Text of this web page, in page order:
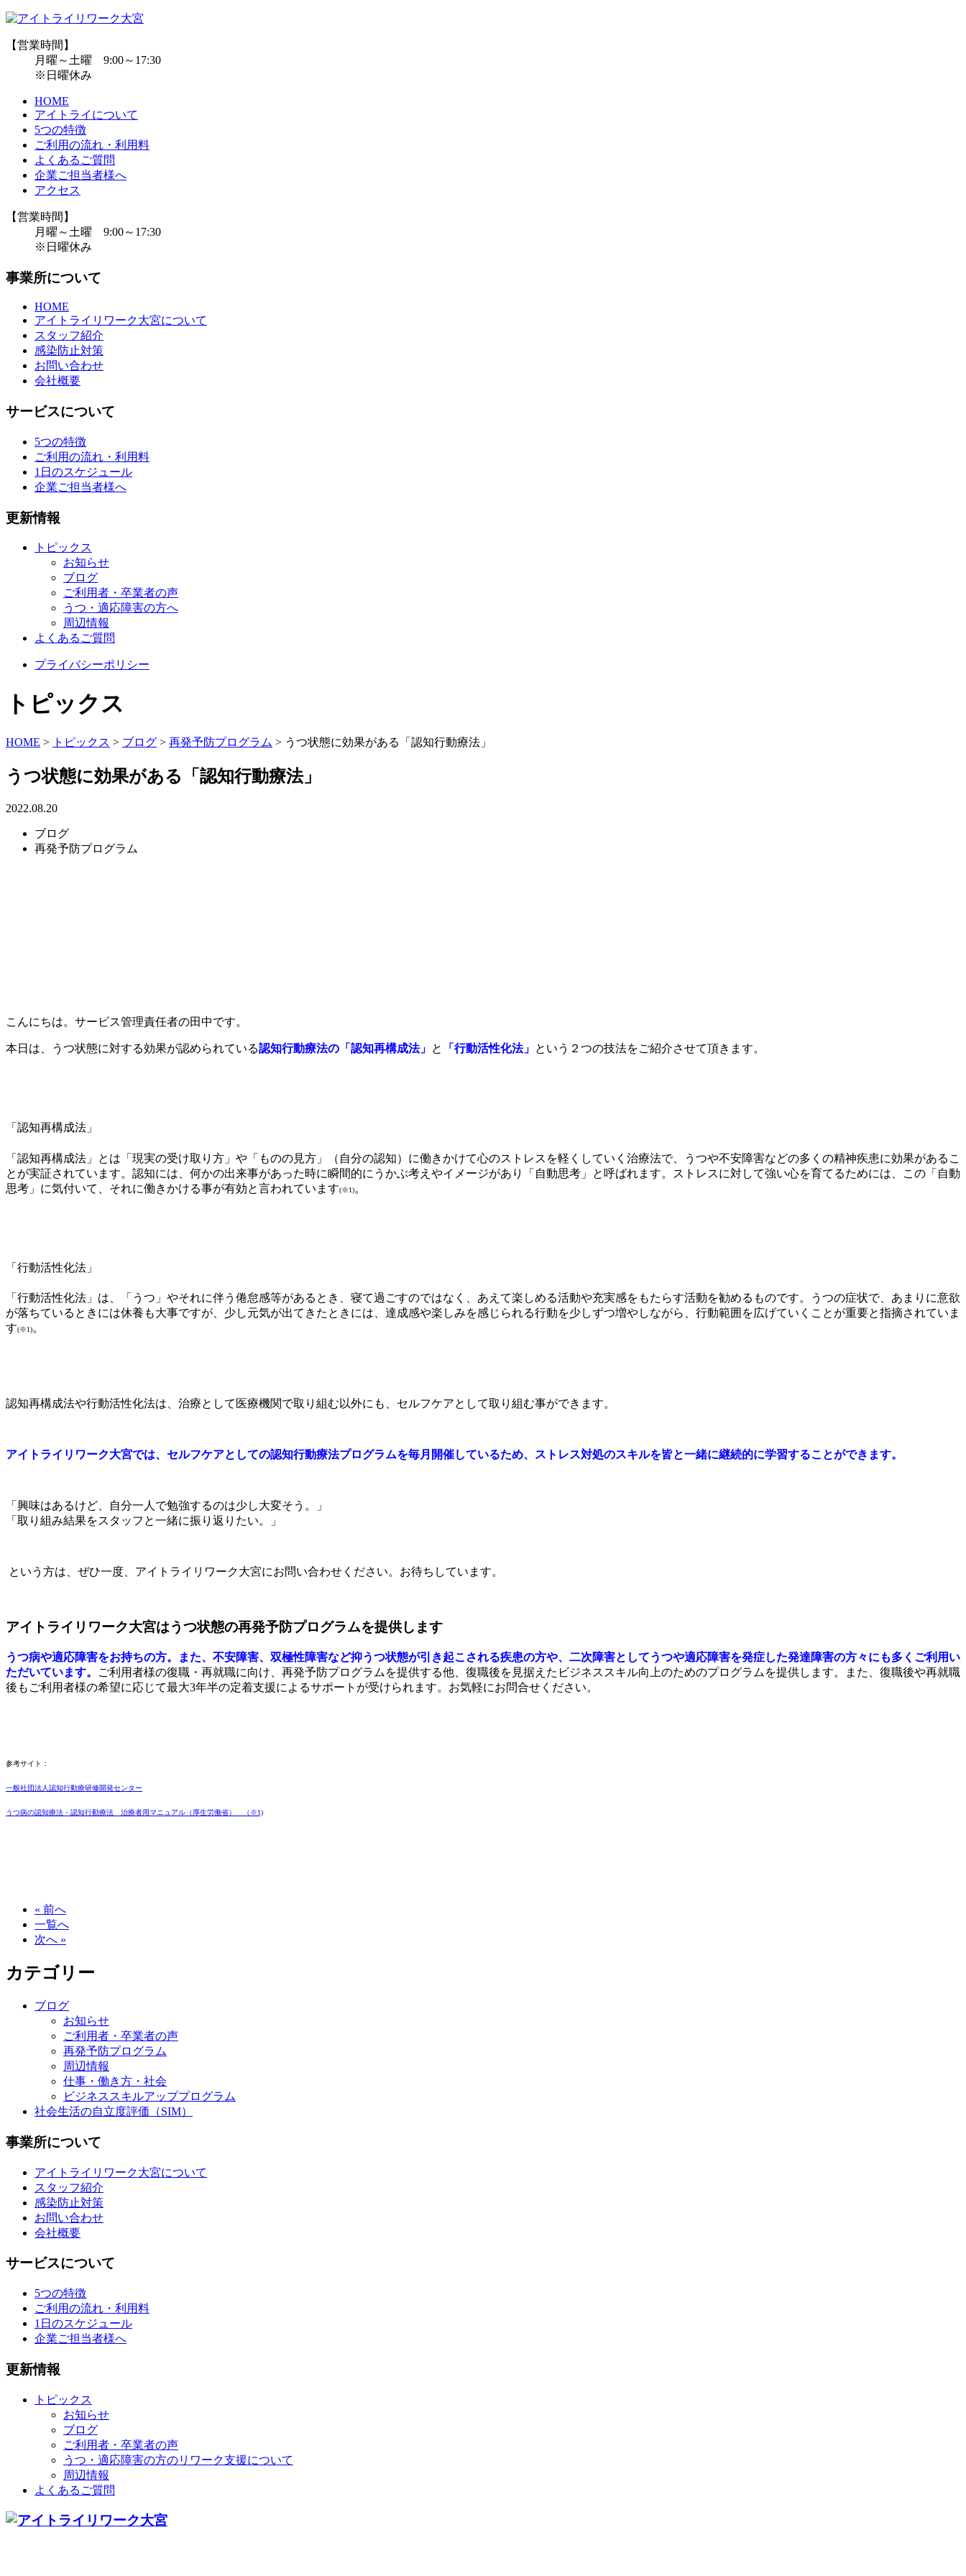
【営業時間】
月曜～土曜 9:00～17:30
※日曜休み
HOME
アイトライについて
5つの特徴
ご利用の流れ・利用料
よくあるご質問
企業ご担当者様へ
アクセス
【営業時間】
月曜～土曜 9:00～17:30
※日曜休み
事業所について
HOME
アイトライリワーク大宮について
スタッフ紹介
感染防止対策
お問い合わせ
会社概要
サービスについて
5つの特徴
ご利用の流れ・利用料
1日のスケジュール
企業ご担当者様へ
更新情報
トピックス
お知らせ
ブログ
ご利用者・卒業者の声
うつ・適応障害の方へ
周辺情報
よくあるご質問
プライバシーポリシー
トピックス
HOME > トピックス > ブログ > 再発予防プログラム > うつ状態に効果がある「認知行動療法」
うつ状態に効果がある「認知行動療法」
2022.08.20
ブログ
再発予防プログラム
こんにちは。サービス管理責任者の田中です。
本日は、うつ状態に対する効果が認められている認知行動療法の「認知再構成法」 と 「行動活性化法」 という２つの技法をご紹介させて頂きます。
「認知再構成法」
「認知再構成法」
とは「現実の受け取り方」や「ものの見方」（自分の認知）に働きかけて心のストレスを軽くしていく治療法で、うつや不安障害などの多くの精神疾患に効果があるこ
とが実証されています。認知には、何かの出来事があった時に瞬間的にうかぶ考えやイメージがあり「自動思考」と呼ばれます。ストレスに対して強い心を育てるためには、この「自動
思考」に気付いて、それに働きかける事が有効と言われています(※1)。
「行動活性化法」
「行動活性化法」は、「うつ」やそれに伴う倦怠感等があるとき、寝て過ごすのではなく、あえて楽しめる活動や充実感をもたらす活動を勧めるものです。うつの症状で、あまりに意欲
が落ちているときには休養も大事ですが、少し元気が出てきたときには、達成感や楽しみを感じられる行動を少しずつ増やしながら、行動範囲を広げていくことが重要と指摘されていま
す(※1)。
認知再構成法や行動活性化法は、治療として医療機関で取り組む以外にも、セルフケアとして取り組む事ができます。
アイトライリワーク大宮では、セルフケアとしての認知行動療法プログラムを毎月開催しているため、ストレス対処のスキルを皆と一緒に継続的に学習することができます。
「興味はあるけど、自分一人で勉強するのは少し大変そう。」
「取り組み結果をスタッフと一緒に振り返りたい。」
という方は、ぜひ一度、アイトライリワーク大宮にお問い合わせください。お待ちしています。
アイトライリワーク大宮はうつ状態の再発予防プログラムを提供します
うつ病や適応障害をお持ちの方。また、不安障害、双極性障害など抑うつ状態が引き起こされる疾患の方や、二次障害としてうつや適応障害を発症した発達障害の方々にも多くご利用い
ただいています。
ご利用者様の復職・再就職に向け、再発予防プログラムを提供する他、復職後を見据えたビジネススキル向上のためのプログラムを提供します。また、復職後や再就職
後もご利用者様の希望に応じて最大3年半の定着支援によるサポートが受けられます。お気軽にお問合せください。
参考サイト：
一般社団法人認知行動療研修開発センター
うつ病の認知療法・認知行動療法 治療者用マニュアル（厚生労働省） （※1)
« 前へ
一覧へ
次へ »
カテゴリー
ブログ
お知らせ
ご利用者・卒業者の声
再発予防プログラム
周辺情報
仕事・働き方・社会
ビジネススキルアッププログラム
社会生活の自立度評価（SIM）
事業所について
アイトライリワーク大宮について
スタッフ紹介
感染防止対策
お問い合わせ
会社概要
サービスについて
5つの特徴
ご利用の流れ・利用料
1日のスケジュール
企業ご担当者様へ
更新情報
トピックス
お知らせ
ブログ
ご利用者・卒業者の声
うつ・適応障害の方のリワーク支援について
周辺情報
よくあるご質問